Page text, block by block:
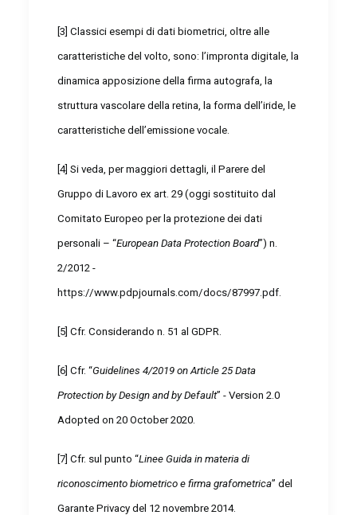
[3] Classici esempi di dati biometrici, oltre alle
caratteristiche del volto, sono: l’impronta digitale, la
dinamica apposizione della firma autografa, la
struttura vascolare della retina, la forma dell’iride, le
caratteristiche dell’emissione vocale.
[4] Si veda, per maggiori dettagli, il Parere del
Gruppo di Lavoro ex art. 29 (oggi sostituito dal
Comitato Europeo per la protezione dei dati
personali – “European Data Protection Board”) n.
2/2012 -
https://www.pdpjournals.com/docs/87997.pdf.
[5] Cfr. Considerando n. 51 al GDPR.
[6] Cfr. “Guidelines 4/2019 on Article 25 Data
Protection by Design and by Default” - Version 2.0
Adopted on 20 October 2020.
[7] Cfr. sul punto “Linee Guida in materia di
riconoscimento biometrico e firma grafometrica” del
Garante Privacy del 12 novembre 2014.